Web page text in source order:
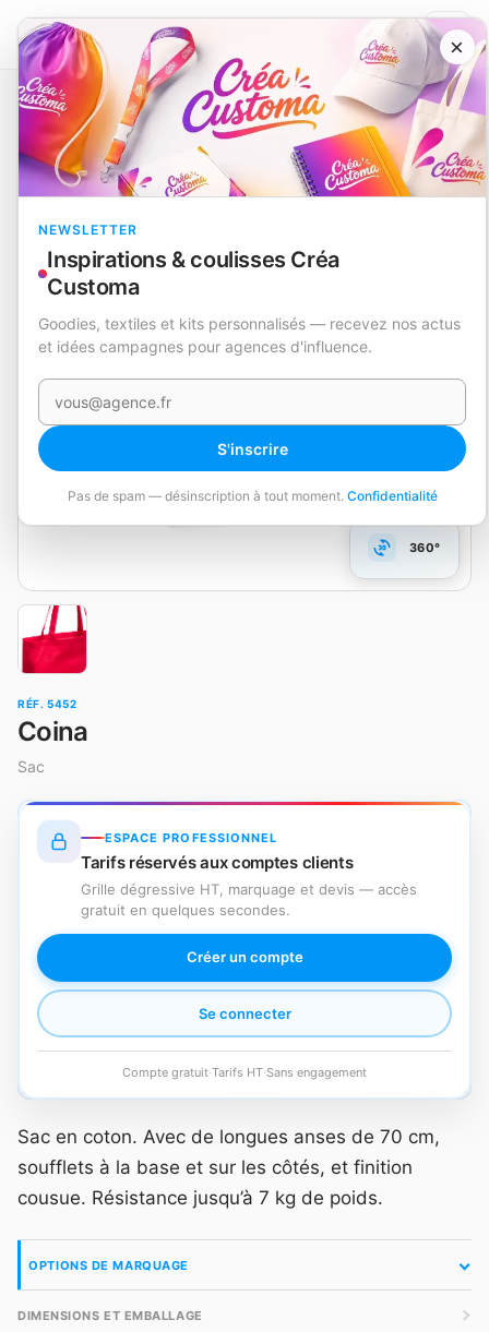
×
NEWSLETTER
Inspirations & coulisses Créa
Customa
Goodies, textiles et kits personnalisés — recevez nos actus
et idées campagnes pour agences d'influence.
Votre e-mail
S'inscrire
Pas de spam — désinscription à tout moment. Confidentialité
Catalogue Sacs Sac Coina
EN STOCK
360°
RÉF. 5452
Coina
Sac
ESPACE PROFESSIONNEL
Tarifs réservés aux comptes clients
Grille dégressive HT, marquage et devis — accès
gratuit en quelques secondes.
Créer un compte
Se connecter
Compte gratuit·Tarifs HT·Sans engagement
Sac en coton. Avec de longues anses de 70 cm,
soufflets à la base et sur les côtés, et finition
cousue. Résistance jusqu’à 7 kg de poids.
OPTIONS DE MARQUAGE
DIMENSIONS ET EMBALLAGE